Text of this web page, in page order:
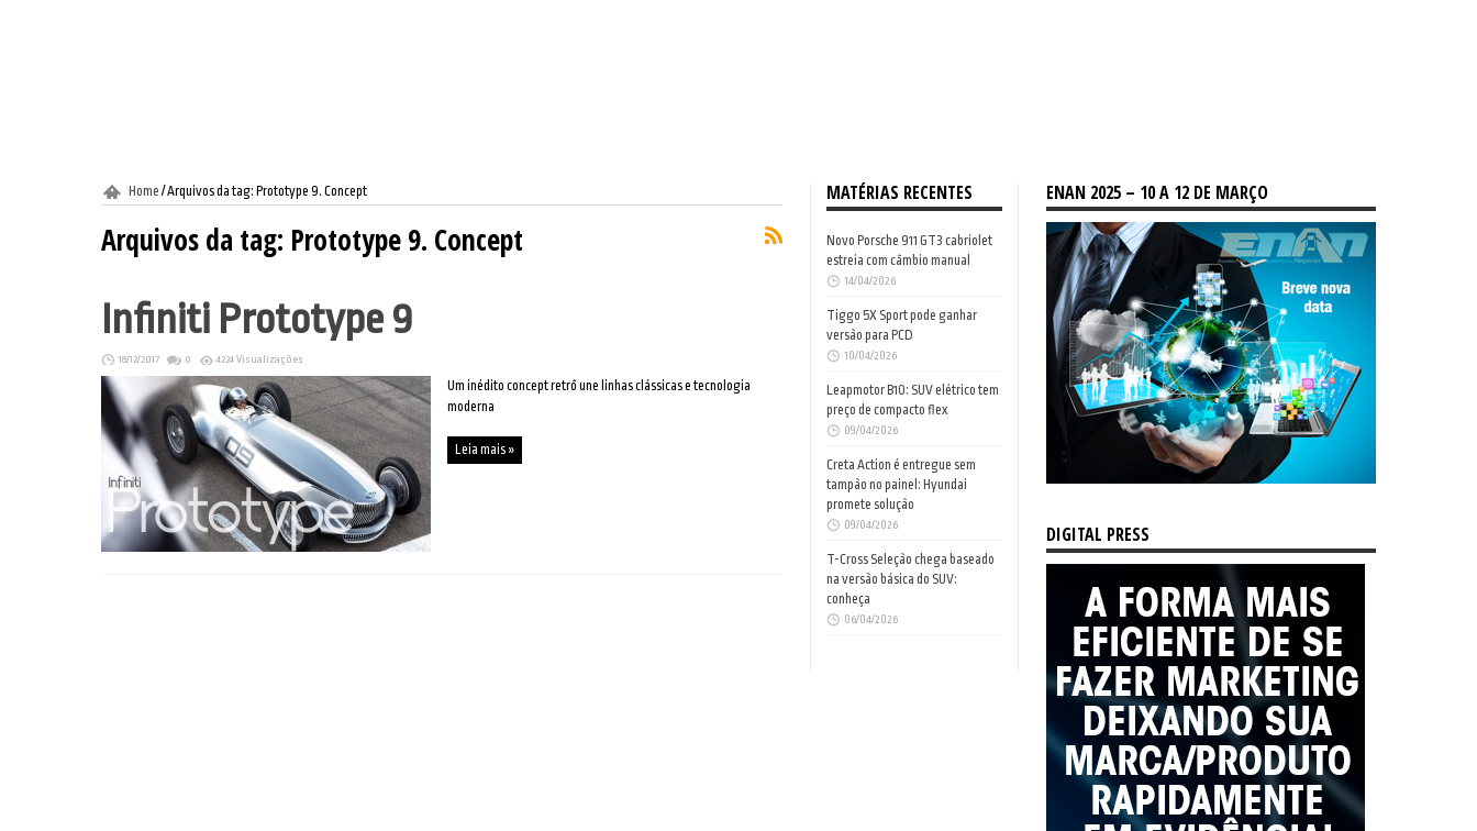
Home /Arquivos da tag: Prototype 9. Concept
Arquivos da tag: Prototype 9. Concept
Infiniti Prototype 9
18/12/2017 0 4224 Visualizações
Um inédito concept retrô une linhas clássicas e tecnologia
moderna
Leia mais »
MATÉRIAS RECENTES
Novo Porsche 911 GT3 cabriolet
estreia com câmbio manual
14/04/2026
Tiggo 5X Sport pode ganhar
versão para PCD
10/04/2026
Leapmotor B10: SUV elétrico tem
preço de compacto flex
09/04/2026
Creta Action é entregue sem
tampão no painel: Hyundai
promete solução
09/04/2026
T-Cross Seleção chega baseado
na versão básica do SUV:
conheça
06/04/2026
ENAN 2025 – 10 A 12 DE MARÇO
DIGITAL PRESS